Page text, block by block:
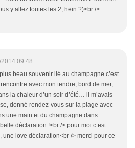
y allez toutes les 2, hein ?)<br />
09:48
beau souvenir lié au champagne c’est
avec mon tendre, bord de mer,
la chaleur d’un soir d’été… il m’avais
donné rendez-vous sur la plage avec
une main et du champagne dans
déclaration !<br /> pour moi c’est
une love déclaration<br /> merci pour ce